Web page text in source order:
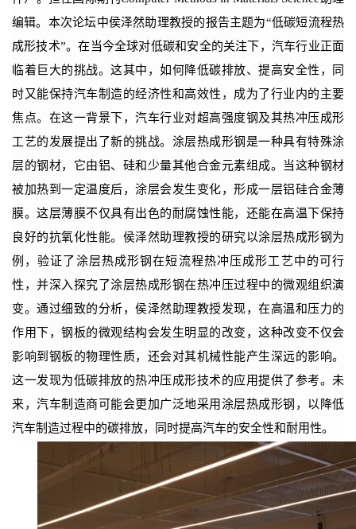
编辑。本次论坛中侯泽然助理教授的报告主题为“低碳短流程热
成形技术”。在当今全球对低碳和安全的关注下，汽车行业正面
临着巨大的挑战。这其中，如何降低碳排放、提高安全性，同
时又能保持汽车制造的经济性和高效性，成为了行业内的主要
焦点。在这一背景下，汽车行业对超高强度钢及其热冲压成形
工艺的发展提出了新的挑战。涂层热成形钢是一种具有特殊涂
层的钢材，它由铝、硅和少量其他合金元素组成。当这种钢材
被加热到一定温度后，涂层会发生变化，形成一层铝硅合金薄
膜。这层薄膜不仅具有出色的耐腐蚀性能，还能在高温下保持
良好的抗氧化性能。侯泽然助理教授的研究以涂层热成形钢为
例，验证了涂层热成形钢在短流程热冲压成形工艺中的可行
性，并深入探究了涂层热成形钢在热冲压过程中的微观组织演
变。通过细致的分析，侯泽然助理教授发现，在高温和压力的
作用下，钢板的微观结构会发生明显的改变，这种改变不仅会
影响到钢板的物理性质，还会对其机械性能产生深远的影响。
这一发现为低碳排放的热冲压成形技术的应用提供了参考。未
来，汽车制造商可能会更加广泛地采用涂层热成形钢，以降低
汽车制造过程中的碳排放，同时提高汽车的安全性和耐用性。